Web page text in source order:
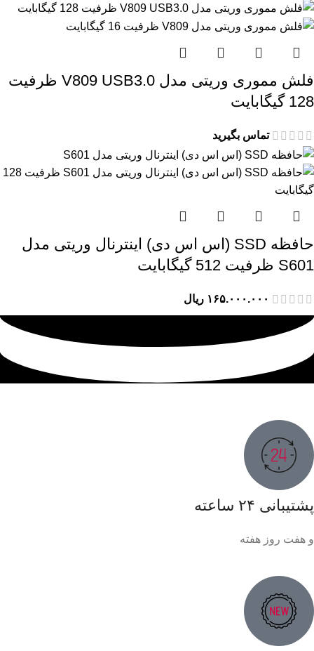
فلش مموری وریتی مدل V809 USB3.0 ظرفیت
128 گیگابایت
تماس بگیرید
حافظه SSD (اس اس دی) اینترنال وریتی مدل
S601 ظرفیت 512 گیگابایت
۱۶۵.۰۰۰.۰۰۰ ریال
پشتیبانی ۲۴ ساعته
و هفت روز هفته